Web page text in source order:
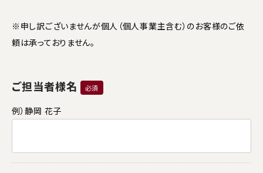
※申し訳ございませんが個人（個人事業主含む）のお客様のご依
頼は承っておりません。
ご担当者様名 必須
例）静岡 花子